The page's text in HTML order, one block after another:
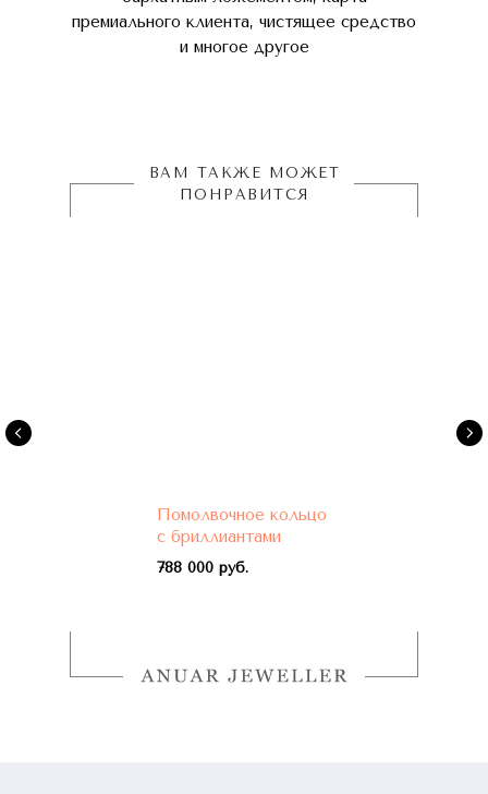
премиального клиента, чистящее средство
и многое другое
ВАМ ТАКЖЕ МОЖЕТ
ПОНРАВИТСЯ
Помолвочное кольцо
с бриллиантами
788 000 руб.